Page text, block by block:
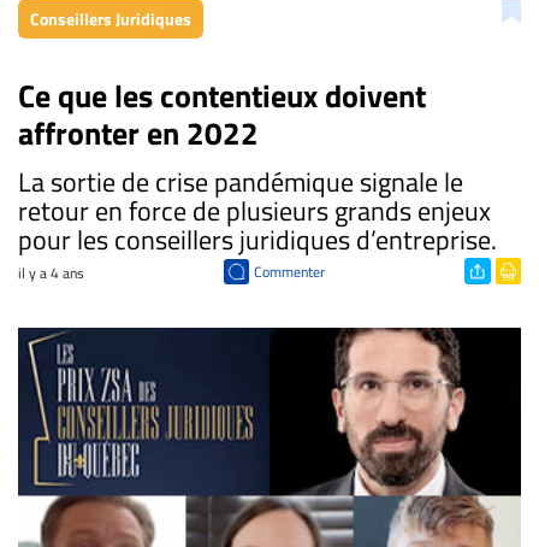
Conseillers Juridiques
Ce que les contentieux doivent
affronter en 2022
La sortie de crise pandémique signale le
retour en force de plusieurs grands enjeux
pour les conseillers juridiques d’entreprise.
il y a 4 ans Commenter